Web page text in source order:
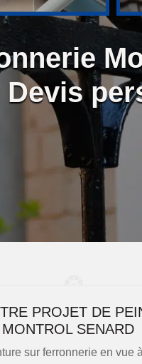
Devis
PROJET DE
SENARD
sur ferronnerie en vue